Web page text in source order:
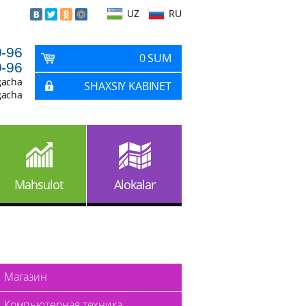
UZ RU
96
96
0 SUM
SHAXSIY KABINET
Mahsulot Alokalar
Магазин